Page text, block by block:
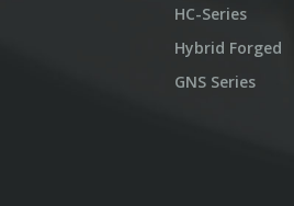
HC-Series
Hybrid Forged
GNS Series